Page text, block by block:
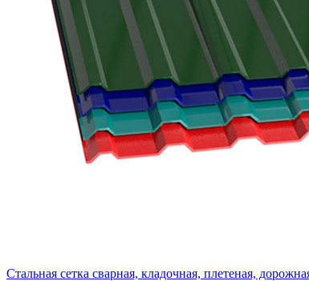
Стальная сетка сварная, кладочная, плетеная,